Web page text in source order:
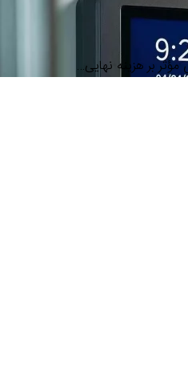
بر هزینه نهایی…